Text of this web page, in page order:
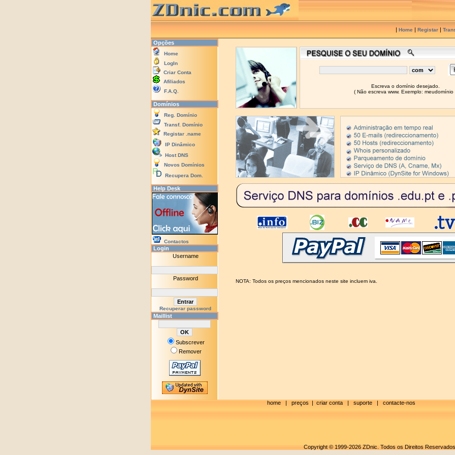
| Home | Registar |
Opções
Home
LogIn
Criar Conta
Afiliados
F.A.Q.
Domínios
Reg. Domínio
Transf. Domínio
Registar .name
IP Dinâmico
Host DNS
Novos Domínios
Recupera Dom.
Help Desk
Contactos
Login
Username
Password
Recuperar password
Maillist
Subscrever
Remover
Escreva o domínio desejado.
( Não escreva www. Exemplo: meudomínio
NOTA: Todos os preços mencionados neste site incluem iva.
home | preços | criar conta | suporte | contacte-nos
Copyright © 1999-2026 ZDnic. Todos os Direitos Reservados